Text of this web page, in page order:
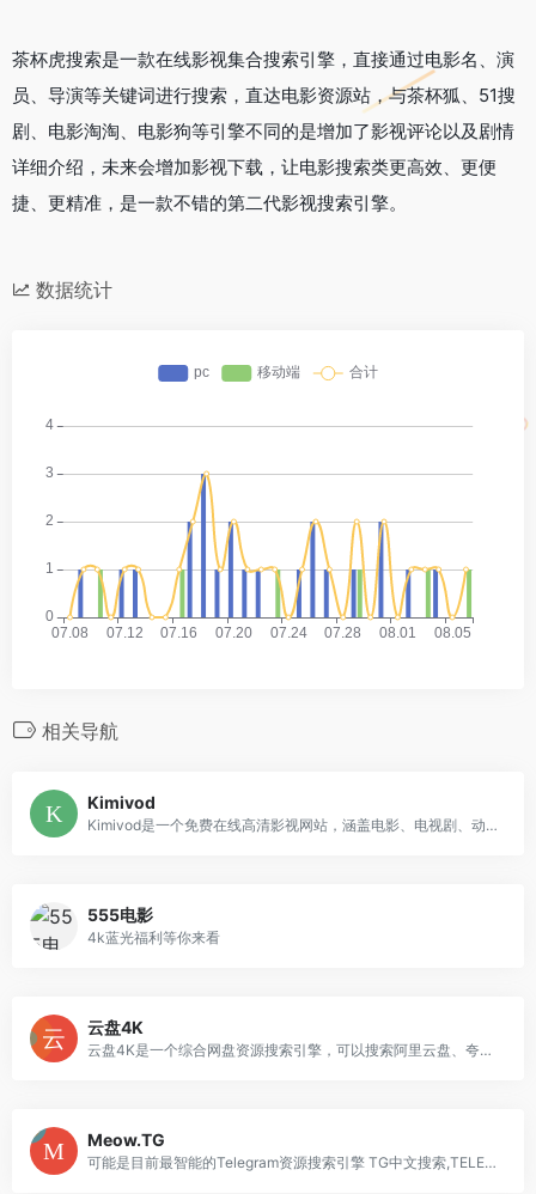
茶杯虎搜索是一款在线影视集合搜索引擎，直接通过电影名、演
员、导演等关键词进行搜索，直达电影资源站，与茶杯狐、51搜
剧、电影淘淘、电影狗等引擎不同的是增加了影视评论以及剧情
详细介绍，未来会增加影视下载，让电影搜索类更高效、更便
捷、更精准，是一款不错的第二代影视搜索引擎。
数据统计
相关导航
Kimivod
Kimivod是一个免费在线高清影视网站，涵盖电影、电视剧、动漫、综艺、陆剧、韩剧、美剧、台剧、日剧、BL、泰剧、纪录片等影视节目，免注册登陆即可在线观看，而且网站简洁无广告，且影视资源每天更新，片库资源也非常丰富。
555电影
4k蓝光福利等你来看
云盘4K
云盘4K是一个综合网盘资源搜索引擎，可以搜索阿里云盘、夸克网盘和百度网盘等等网盘资源，网盘资源不断更新，非常丰富，不用额外登录注册操作，直接使用，非常方便快捷的综合网盘资源搜索引擎。
Meow.TG
可能是目前最智能的Telegram资源搜索引擎 TG中文搜索,TELEGRAM资源搜索,Telegram资源,TG搜索引擎,电报搜索 可能是目前最智能的Telgram资源搜索引擎，能够解决Telgram中文资源搜索的痛点，乐享Telegram上百万资源